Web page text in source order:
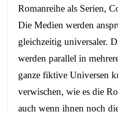
Romanreihe als Serien,
Die Medien werden
gleichzeitig universaler.
werden parallel in
ganze fiktive Universen
verwischen, wie es die
auch wenn ihnen noch